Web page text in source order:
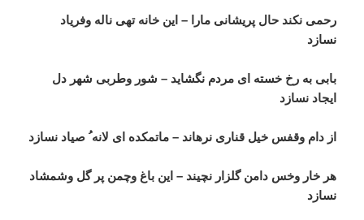
رحمی نکند حال پریشانی مارا – این خانه تهی ناله وفریاد
نسازد
بابی به رخ خسته ای مردم نگشاید – شور وطربی شهر دل
ایجاد نسازد
از دام وقفس خیل قناری نرهاند – ماتمکده ای لانه ُ صیاد نسازد
هر خار وخس دامن گلزار نچیند – این باغ وچمن پر گل وشمشاد
نسازد